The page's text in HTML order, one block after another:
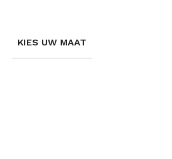
KIES UW MAAT